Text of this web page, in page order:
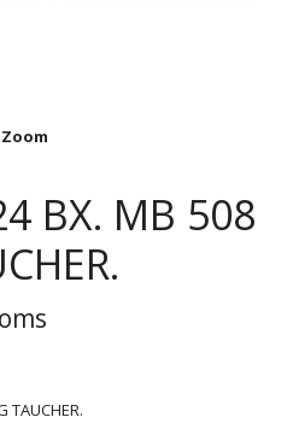
Zoom
BX. MB 508
TAUCHER.